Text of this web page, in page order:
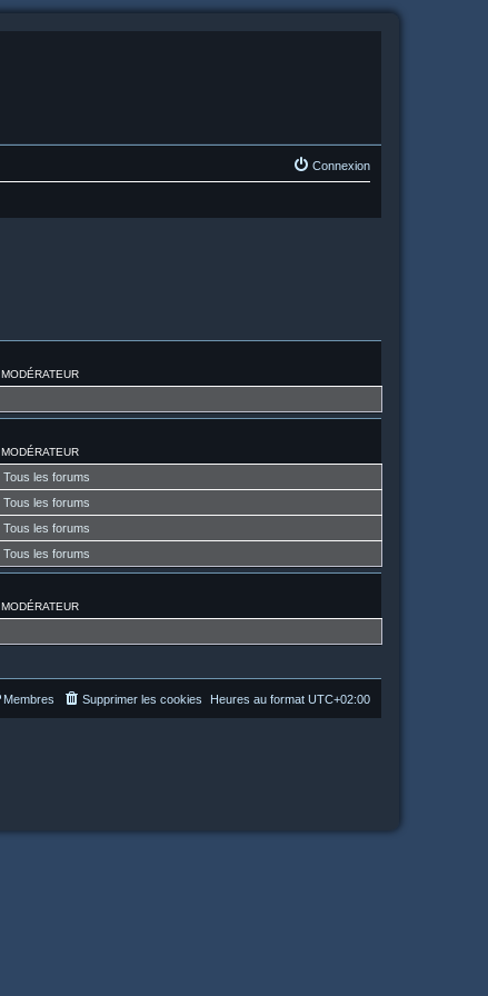
Connexion
MODÉRATEUR
MODÉRATEUR
Tous les forums
Tous les forums
Tous les forums
Tous les forums
MODÉRATEUR
Heures au format UTC+02:00
Supprimer les cookies
Membres